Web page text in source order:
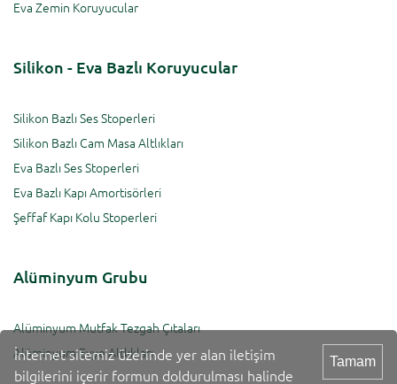
Eva Zemin Koruyucular
Silikon - Eva Bazlı Koruyucular
Silikon Bazlı Ses Stoperleri
Silikon Bazlı Cam Masa Altlıkları
Eva Bazlı Ses Stoperleri
Eva Bazlı Kapı Amortisörleri
Şeffaf Kapı Kolu Stoperleri
Alüminyum Grubu
Alüminyum Mutfak Tezgah Çıtaları
Alüminyum Evye Altlıkları
Tamam
İnternet sitemiz üzerinde yer alan iletişim
bilgilerini içerir formun doldurulması halinde